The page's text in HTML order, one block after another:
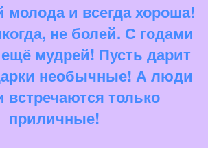
и всегда хороша!
не болей. С годами
мудрей! Пусть дарит
необычные! А люди
встречаются только
приличные!